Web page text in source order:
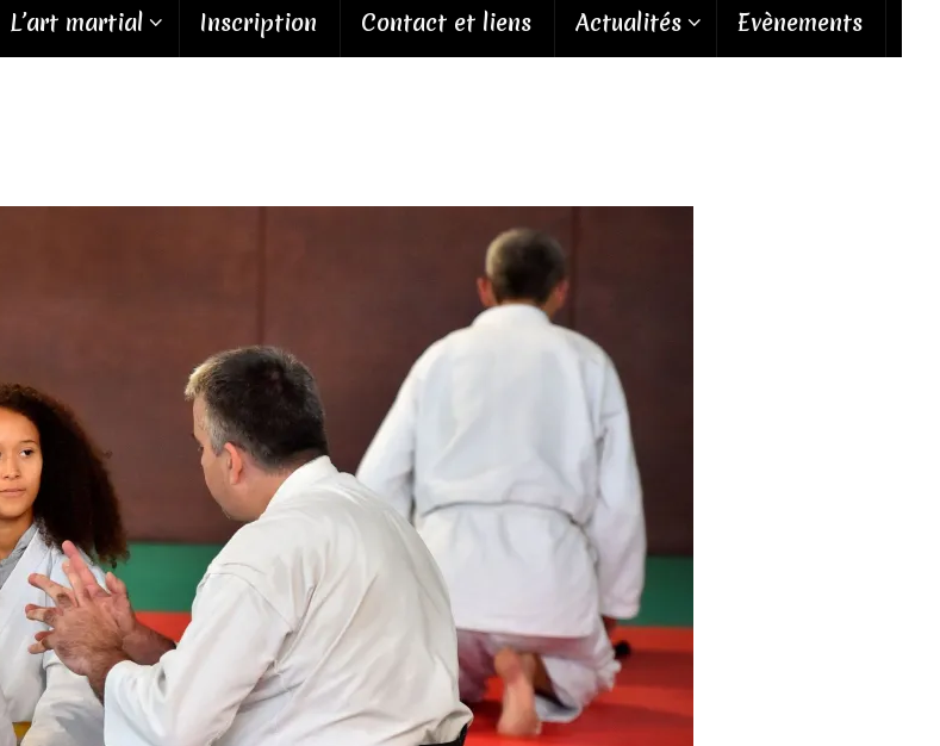
L’art martial Inscription Contact et liens Actualités Evènements